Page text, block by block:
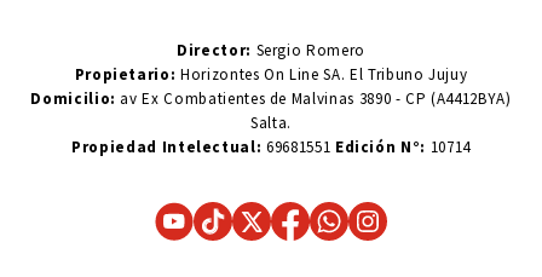
Director: Sergio Romero
Propietario:Horizontes On Line SA. El Tribuno Jujuy
Domicilio: av Ex Combatientes de Malvinas 3890 - CP (A4412BYA)
Salta.
Propiedad Intelectual: 69681551 Edición N°: 10714